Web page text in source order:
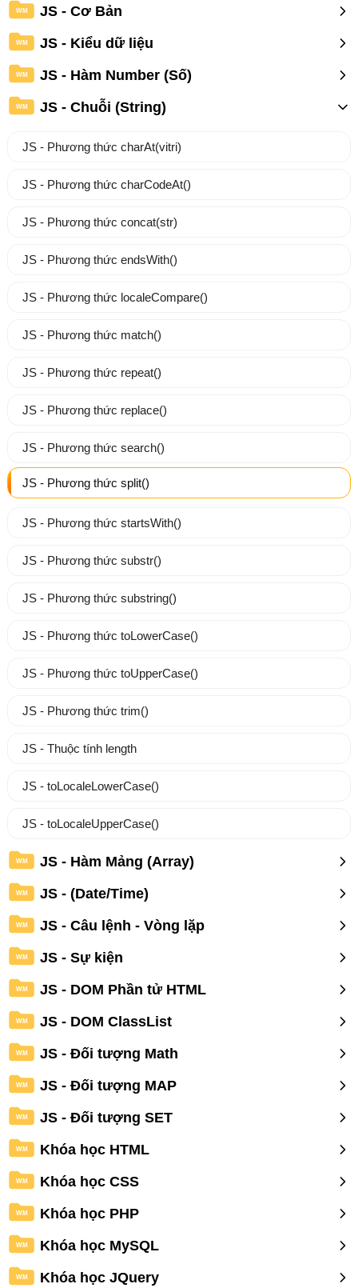
WM JS - Cơ Bản
WM JS - Kiểu dữ liệu
WM JS - Hàm Number (Số)
WM JS - Chuỗi (String)
JS - Phương thức charAt(vitri)
JS - Phương thức charCodeAt()
JS - Phương thức concat(str)
JS - Phương thức endsWith()
JS - Phương thức localeCompare()
JS - Phương thức match()
JS - Phương thức repeat()
JS - Phương thức replace()
JS - Phương thức search()
JS - Phương thức split()
JS - Phương thức startsWith()
JS - Phương thức substr()
JS - Phương thức substring()
JS - Phương thức toLowerCase()
JS - Phương thức toUpperCase()
JS - Phương thức trim()
JS - Thuộc tính length
JS - toLocaleLowerCase()
JS - toLocaleUpperCase()
WM JS - Hàm Mảng (Array)
WM JS - (Date/Time)
WM JS - Câu lệnh - Vòng lặp
WM JS - Sự kiện
WM JS - DOM Phần tử HTML
WM JS - DOM ClassList
WM JS - Đối tượng Math
WM JS - Đối tượng MAP
WM JS - Đối tượng SET
WM Khóa học HTML
WM Khóa học CSS
WM Khóa học PHP
WM Khóa học MySQL
WM Khóa học JQuery